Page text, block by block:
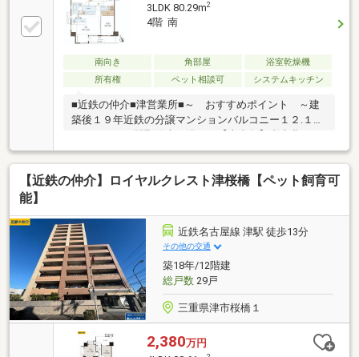
3LDK 80.29m2
4階 南
南向き 角部屋
浴室乾燥機
所有権
ペット相談可 システムキッチン
■近鉄の仲介■津営業所■～ おすすめポイント ～建
築後１９年近鉄の分譲マンションバルコニー１２.１８
【角住戸】床暖房有対面式キッチンペット【飼育可】
（管理規約に準ずる）■近鉄の仲介■津営業所■朝陽が
差し込む南東角のリビングで、家族の笑顔が自然に集
ペット可の穏やかな日常が続く3LDK。 利便と医療が
近接する安心感が、未来の時間を豊かにする。
【近鉄の仲介】ロイヤルクレスト津桜橋【ペット飼育可
能】
近鉄名古屋線 津駅 徒歩13分
その他の交通
築18年/12階建
総戸数29戸
三重県津市桜橋１
2,380万円